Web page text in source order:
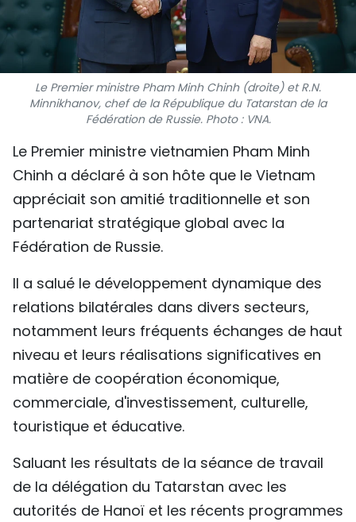
INFOGRAPHIE
PHOTO
VIDÉO
TIẾNG VIỆT
ENGLISH
中文
РУССКИЙ
ESPAÑOL
Le Premier ministre Pham Minh Chinh (droite) et R.N.
Minnikhanov, chef de la République du Tatarstan de la
Fédération de Russie. Photo : VNA.
Le Premier ministre vietnamien Pham Minh
Chinh a déclaré à son hôte que le Vietnam
appréciait son amitié traditionnelle et son
partenariat stratégique global avec la
Fédération de Russie.
Il a salué le développement dynamique des
relations bilatérales dans divers secteurs,
notamment leurs fréquents échanges de haut
niveau et leurs réalisations significatives en
matière de coopération économique,
commerciale, d'investissement, culturelle,
touristique et éducative.
Saluant les résultats de la séance de travail
de la délégation du Tatarstan avec les
autorités de Hanoï et les récents programmes